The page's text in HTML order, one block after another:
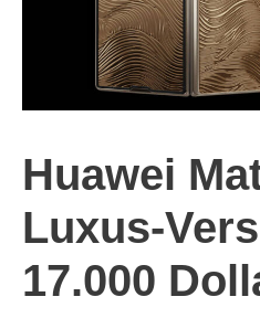
Huawei
Luxus-
17.000